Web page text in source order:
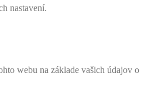
nastavení.
webu na základe vašich údajov o